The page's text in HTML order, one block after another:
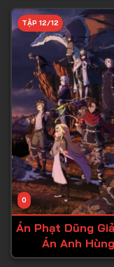
0
TẬP 12/12
Án Phạt Dũng
Án Anh